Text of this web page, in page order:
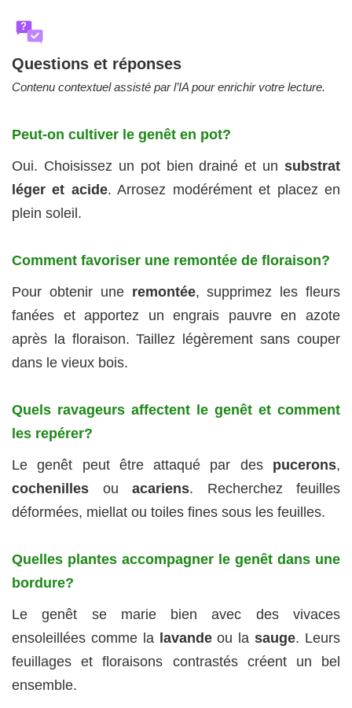
?
Questions et réponses
Contenu contextuel assisté par l’IA pour enrichir votre lecture.
Peut-on cultiver le genêt en pot?
Oui. Choisissez un pot bien drainé et un substrat
léger et acide. Arrosez modérément et placez en
plein soleil.
Comment favoriser une remontée de floraison?
Pour obtenir une remontée, supprimez les fleurs
fanées et apportez un engrais pauvre en azote
après la floraison. Taillez légèrement sans couper
dans le vieux bois.
Quels ravageurs affectent le genêt et comment
les repérer?
Le genêt peut être attaqué par des pucerons,
cochenilles ou acariens. Recherchez feuilles
déformées, miellat ou toiles fines sous les feuilles.
Quelles plantes accompagner le genêt dans une
bordure?
Le genêt se marie bien avec des vivaces
ensoleillées comme la lavandeou lasauge. Leurs
feuillages et floraisons contrastés créent un bel
ensemble.